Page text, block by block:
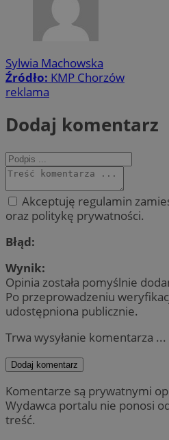
Sylwia Machowska
Źródło: KMP Chorzów
reklama
Dodaj komentarz
Akceptuję regulamin
oraz politykę prywatności.
Błąd:
Wynik:
Opinia została pomyślnie
Po przeprowadzeniu
udostępniona publicznie.
Trwa wysyłanie komentarza ...
Dodaj komentarz
Komentarze są prywatnymi
Wydawca portalu nie ponosi
treść.